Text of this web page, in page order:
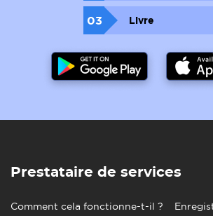
03 Livre
Prestataire de services
Comment cela fonctionne-t-il ?